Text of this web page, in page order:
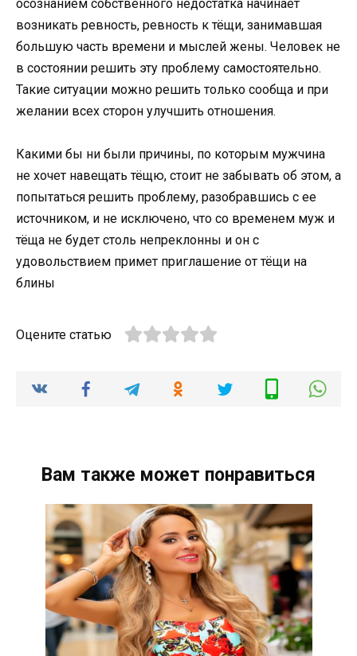
осознанием собственного недостатка начинает
возникать ревность, ревность к тёщи, занимавшая
большую часть времени и мыслей жены. Человек не
в состоянии решить эту проблему самостоятельно.
Такие ситуации можно решить только сообща и при
желании всех сторон улучшить отношения.
Какими бы ни были причины, по которым мужчина
не хочет навещать тёщю, стоит не забывать об этом, а
попытаться решить проблему, разобравшись с ее
источником, и не исключено, что со временем муж и
тёща не будет столь непреклонны и он с
удовольствием примет приглашение от тёщи на
блины
Оцените статью
Вам также может понравиться